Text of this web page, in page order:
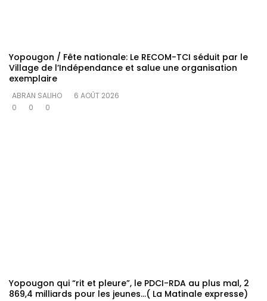
Yopougon / Fête nationale: Le RECOM-TCI séduit par le
Village de l’Indépendance et salue une organisation
exemplaire
ABRAN SALIHO
6 AOÛT 2026
0
0 0
Yopougon qui “rit et pleure”, le PDCI-RDA au plus mal, 2
869,4 milliards pour les jeunes…( La Matinale expresse)